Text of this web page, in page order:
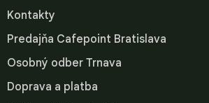
Kontakty
Predajňa Cafepoint Bratislava
Osobný odber Trnava
Doprava a platba